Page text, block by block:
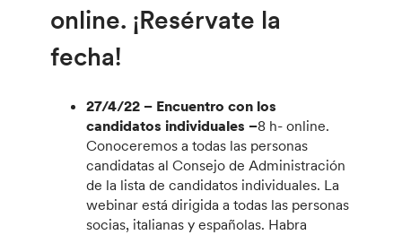
online. ¡Resérvate la
fecha!
27/4/22 – Encuentro con los
candidatos individuales –8 h- online.
Conoceremos a todas las personas
candidatas al Consejo de Administración
de la lista de candidatos individuales. La
webinar está dirigida a todas las personas
socias, italianas y españolas. Habra